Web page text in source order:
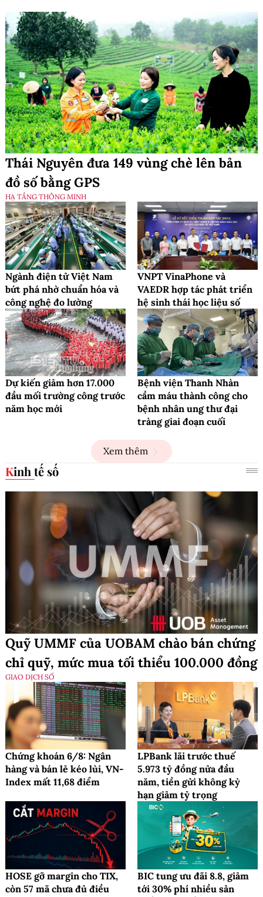
Thái Nguyên đưa 149 vùng chè lên bản
đồ số bằng GPS
HẠ TẦNG THÔNG MINH
Ngành điện tử Việt Nam
bứt phá nhờ chuẩn hóa và
công nghệ đo lường
VNPT VinaPhone và
VAEDR hợp tác phát triển
hệ sinh thái học liệu số
Dự kiến giảm hơn 17.000
đầu mối trường công trước
năm học mới
Bệnh viện Thanh Nhàn
cầm máu thành công cho
bệnh nhân ung thư đại
tràng giai đoạn cuối
Xem thêm
Kinh tế số
Quỹ UMMF của UOBAM chào bán chứng
chỉ quỹ, mức mua tối thiểu 100.000 đồng
GIAO DỊCH SỐ
Chứng khoán 6/8: Ngân
hàng và bán lẻ kéo lùi, VN-
Index mất 11,68 điểm
LPBank lãi trước thuế
5.973 tỷ đồng nửa đầu
năm, tiền gửi không kỳ
hạn giảm tỷ trọng
HOSE gỡ margin cho TIX,
còn 57 mã chưa đủ điều
BIC tung ưu đãi 8.8, giảm
tới 30% phí nhiều sản